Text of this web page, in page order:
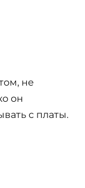
не
он
с платы.